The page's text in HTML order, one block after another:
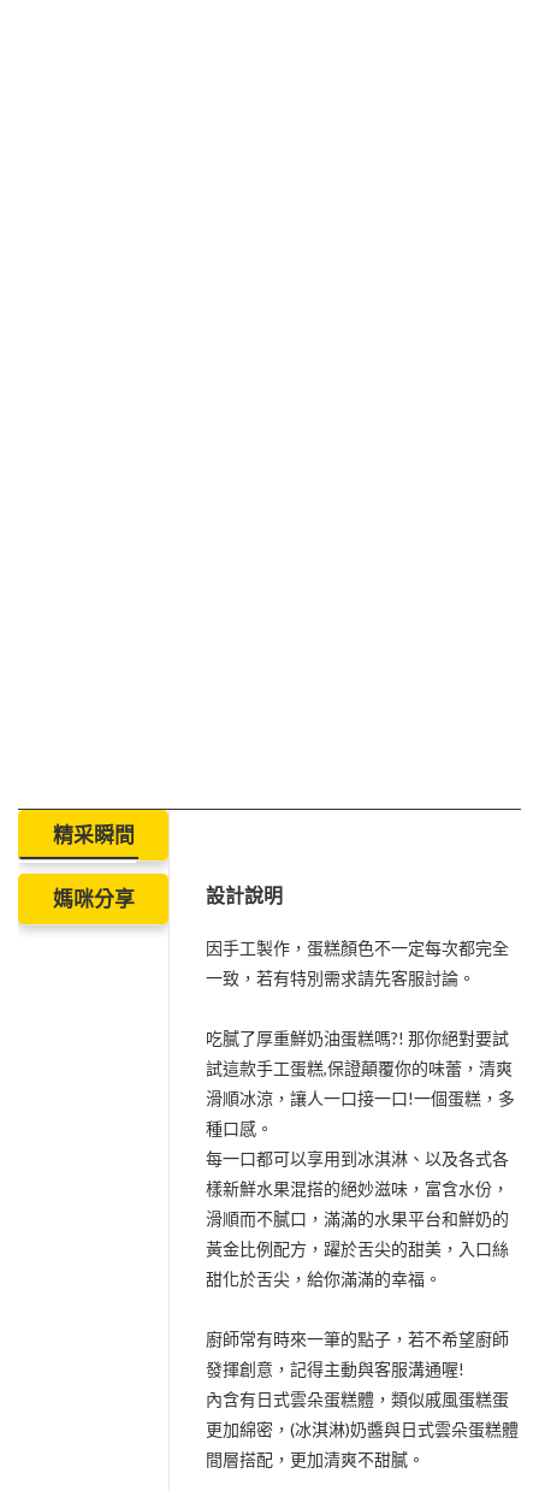
精采瞬間
媽咪分享 設計說明
因手工製作，蛋糕顏色不一定每次都完全
一致，若有特別需求請先客服討論。
吃膩了厚重鮮奶油蛋糕嗎?! 那你絕對要試
試這款手工蛋糕,保證顛覆你的味蕾，清爽
滑順冰涼，讓人一口接一口!一個蛋糕，多
種口感。
每一口都可以享用到冰淇淋、以及各式各
樣新鮮水果混搭的絕妙滋味，富含水份，
滑順而不膩口，滿滿的水果平台和鮮奶的
黃金比例配方，躍於舌尖的甜美，入口絲
甜化於舌尖，給你滿滿的幸福。
廚師常有時來一筆的點子，若不希望廚師
發揮創意，記得主動與客服溝通喔!
內含有日式雲朵蛋糕體，類似戚風蛋糕蛋
更加綿密，(冰淇淋)奶醬與日式雲朵蛋糕體
間層搭配，更加清爽不甜膩。